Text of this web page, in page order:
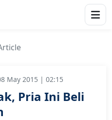
May 2015 | 02:15
Pria Ini Beli